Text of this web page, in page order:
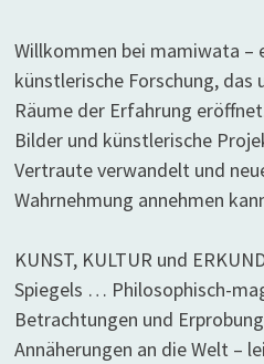
Willkommen bei mamiwata –
künstlerische Forschung, das
Räume der Erfahrung
Bilder und künstlerische
Vertraute verwandelt und
Wahrnehmung annehmen
KUNST, KULTUR und
Spiegels … Philosophisch-
Betrachtungen und
Annäherungen an die Welt –